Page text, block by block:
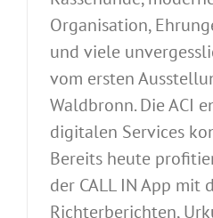
Organisation,
und viele
vom ersten
Waldbronn. Die ACI
digitalen Services
Bereits heute
der CALL IN App mit
Richterberichten,